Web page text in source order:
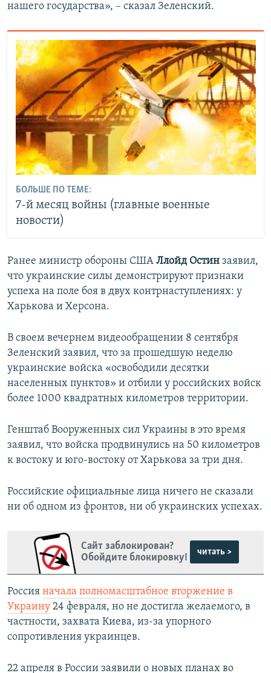
нашего государства», – сказал Зеленский.
БОЛЬШЕ ПО ТЕМЕ:
7-й месяц войны (главные военные
новости)
Ранее министр обороны США Ллойд Остин заявил,
что украинские силы демонстрируют признаки
успеха на поле боя в двух контрнаступлениях: у
Харькова и Херсона.
В своем вечернем видеообращении 8 сентября
Зеленский заявил, что за прошедшую неделю
украинские войска «освободили десятки
населенных пунктов» и отбили у российских войск
более 1000 квадратных километров территории.
Генштаб Вооруженных сил Украины в это время
заявил, что войска продвинулись на 50 километров
к востоку и юго-востоку от Харькова за три дня.
Российские официальные лица ничего не сказали
ни об одном из фронтов, ни об украинских успехах.
Сайт заблокирован?
Обойдите блокировку!
читать >
Россия начала полномасштабное вторжение в
Украину 24 февраля, но не достигла желаемого, в
частности, захвата Киева, из-за упорного
сопротивления украинцев.
22 апреля в России заявили о новых планах во